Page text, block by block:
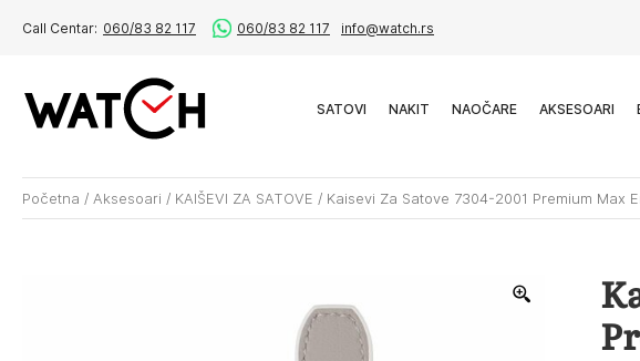
Call Centar: 060/83 82 117 060/83 82 117 info@watch.rs
SATOVI NAKIT NAOČARE AKSESOARI
Početna / Aksesoari / KAIŠEVI ZA SATOVE / Kaisevi Za Satove 7304-2001 Premium Max